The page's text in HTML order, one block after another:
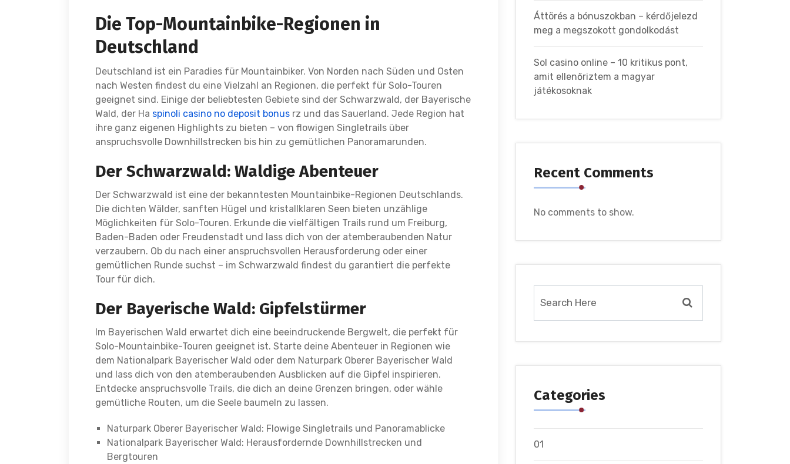
Die Top-Mountainbike-Regionen in
Deutschland
Deutschland ist ein Paradies für Mountainbiker. Von Norden nach Süden und Osten
nach Westen findest du eine Vielzahl an Regionen, die perfekt für Solo-Touren
geeignet sind. Einige der beliebtesten Gebiete sind der Schwarzwald, der Bayerische
Wald, der Ha spinoli casino no deposit bonus rz und das Sauerland. Jede Region hat
ihre ganz eigenen Highlights zu bieten – von flowigen Singletrails über
anspruchsvolle Downhillstrecken bis hin zu gemütlichen Panoramarunden.
Der Schwarzwald: Waldige Abenteuer
Der Schwarzwald ist eine der bekanntesten Mountainbike-Regionen Deutschlands.
Die dichten Wälder, sanften Hügel und kristallklaren Seen bieten unzählige
Möglichkeiten für Solo-Touren. Erkunde die vielfältigen Trails rund um Freiburg,
Baden-Baden oder Freudenstadt und lass dich von der atemberaubenden Natur
verzaubern. Ob du nach einer anspruchsvollen Herausforderung oder einer
gemütlichen Runde suchst – im Schwarzwald findest du garantiert die perfekte
Tour für dich.
Der Bayerische Wald: Gipfelstürmer
Im Bayerischen Wald erwartet dich eine beeindruckende Bergwelt, die perfekt für
Solo-Mountainbike-Touren geeignet ist. Starte deine Abenteuer in Regionen wie
dem Nationalpark Bayerischer Wald oder dem Naturpark Oberer Bayerischer Wald
und lass dich von den atemberaubenden Ausblicken auf die Gipfel inspirieren.
Entdecke anspruchsvolle Trails, die dich an deine Grenzen bringen, oder wähle
gemütliche Routen, um die Seele baumeln zu lassen.
Naturpark Oberer Bayerischer Wald: Flowige Singletrails und Panoramablicke
Nationalpark Bayerischer Wald: Herausfordernde Downhillstrecken und
Bergtouren
Áttörés a bónuszokban – kérdőjelezd
meg a megszokott gondolkodást
Sol casino online – 10 kritikus pont,
amit ellenőriztem a magyar
játékosoknak
Recent Comments
No comments to show.
Categories
01